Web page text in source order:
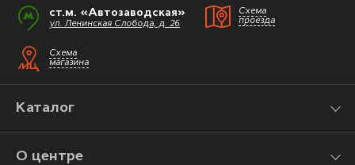
ст.м. «Автозаводская»
ул. Ленинская Слобода, д. 26
Схема
проезда
Схема
магазина
Каталог
О центре